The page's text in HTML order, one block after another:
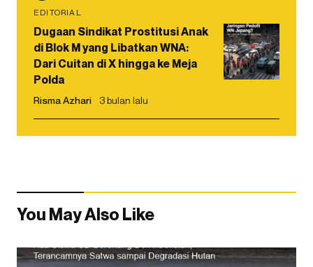
EDITORIAL
Dugaan Sindikat Prostitusi Anak
di Blok M yang Libatkan WNA:
Dari Cuitan di X hingga ke Meja
Polda
Risma Azhari 3 bulan lalu
You May Also Like